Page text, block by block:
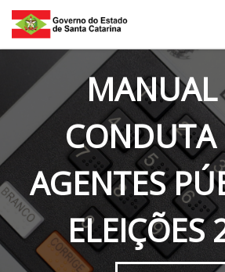
Skip to content
MANUAL
CONDUTA
AGENTES
ELEIÇÕES